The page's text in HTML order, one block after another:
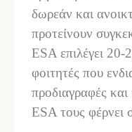
δωρεάν και
προτείνουν
ESA επιλέγει 20-
φοιτητές που
προδιαγραφές
ESA τους φέρνει